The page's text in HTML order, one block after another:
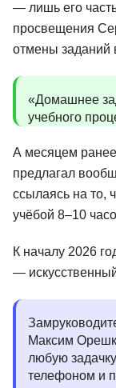
— лишь его
просвещения
отмены заданий
«Домашнее
учебного
А месяцем
предлагал
ссылаясь на то,
учёбой 8–10
К началу 2026
—
Максим
любую
телефоном и